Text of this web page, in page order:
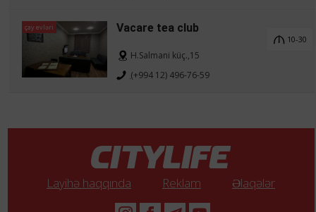
çay evləri Vacare tea club
H.Salmani küç.,15
(+994 12) 496-76-59
10-30
Layihə haqqında Reklam Əlaqələr